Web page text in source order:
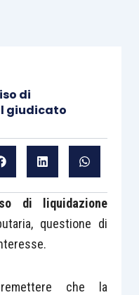
di
giudicato
di liquidazione
questione di
che la